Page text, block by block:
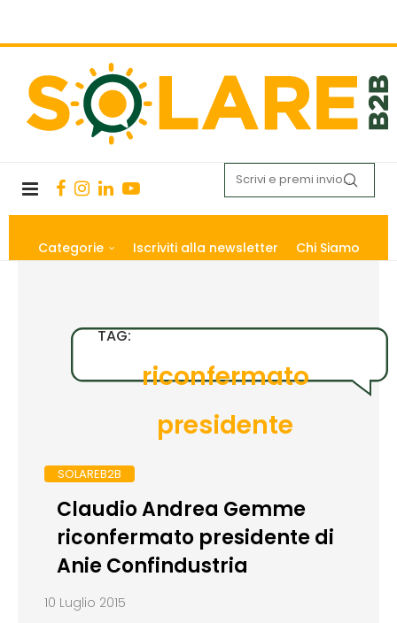
Categorie Iscriviti alla newsletter Chi Siamo
TAG:
riconfermato
presidente
SOLAREB2B
Claudio Andrea Gemme
riconfermato presidente di
Anie Confindustria
10 Luglio 2015